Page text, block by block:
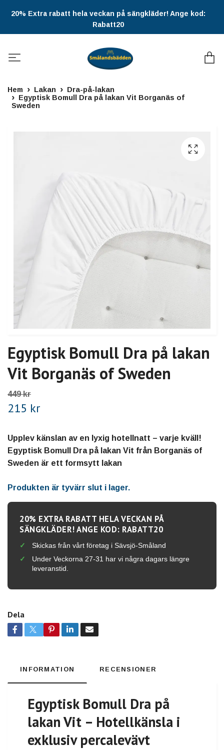
20% Extra rabatt hela veckan på sängkläder! Ange kod:
Rabatt20
Hem Lakan
Dra-på-lakan
Egyptisk Bomull Dra på lakan Vit Borganäs of
Sweden
Egyptisk Bomull Dra på lakan
Vit Borganäs of Sweden
449 kr
215 kr
Upplev känslan av en lyxig hotellnatt – varje kväll!
Egyptisk Bomull Dra på lakan Vit från Borganäs of
Sweden är ett formsytt lakan
Produkten är tyvärr slut i lager.
20% EXTRA RABATT HELA VECKAN PÅ
SÄNGKLÄDER! ANGE KOD: RABATT20
Skickas från vårt företag i Sävsjö-Småland
Under Veckorna 27-31 har vi några dagars längre
leveranstid.
Dela
INFORMATION RECENSIONER
Egyptisk Bomull Dra på
lakan Vit – Hotellkänsla i
exklusiv percalevävt